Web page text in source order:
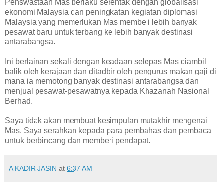
Penswastaan Mas berlaku serentak dengan globalisasi
ekonomi Malaysia dan peningkatan kegiatan diplomasi
Malaysia yang memerlukan Mas membeli lebih banyak
pesawat baru untuk terbang ke lebih banyak destinasi
antarabangsa.
Ini berlainan sekali dengan keadaan selepas Mas diambil
balik oleh kerajaan dan ditadbir oleh pengurus makan gaji di
mana ia memotong banyak destinasi antarabangsa dan
menjual pesawat-pesawatnya kepada Khazanah Nasional
Berhad.
Saya tidak akan membuat kesimpulan mutakhir mengenai
Mas. Saya serahkan kepada para pembahas dan pembaca
untuk berbincang dan memberi pendapat.
A KADIR JASIN at 6:37 AM